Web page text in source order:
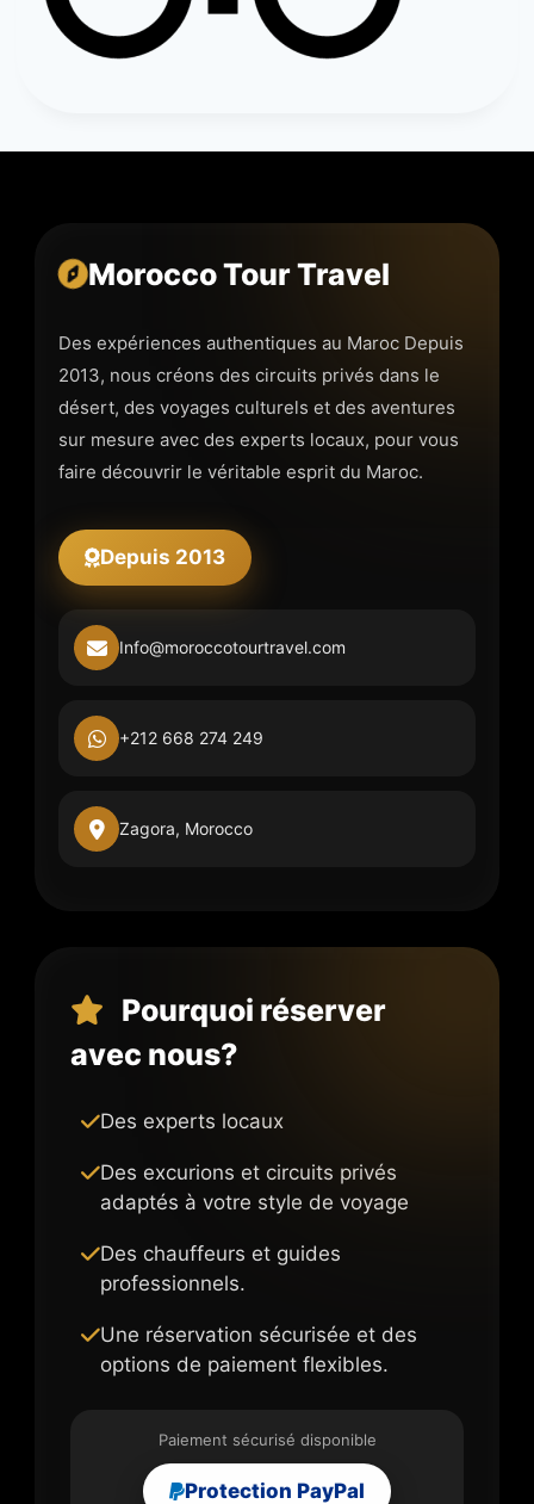
Morocco Tour Travel
Des expériences authentiques au Maroc Depuis
2013, nous créons des circuits privés dans le
désert, des voyages culturels et des aventures
sur mesure avec des experts locaux, pour vous
faire découvrir le véritable esprit du Maroc.
Depuis 2013
Info@moroccotourtravel.com
+212 668 274 249
Zagora, Morocco
Pourquoi réserver
avec nous?
Des experts locaux
Des excurions et circuits privés
adaptés à votre style de voyage
Des chauffeurs et guides
professionnels.
Une réservation sécurisée et des
options de paiement flexibles.
Paiement sécurisé disponible
Protection PayPal